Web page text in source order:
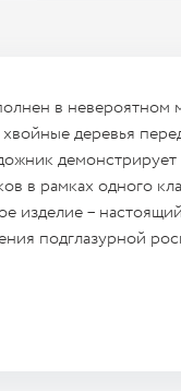
в невероятном
деревья
в рамках одного
изделие –
подглазурной